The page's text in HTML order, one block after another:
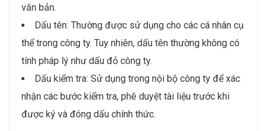
văn bản.
Dấu tên: Thường được sử dụng cho các cá nhân cụ
thể trong công ty. Tuy nhiên, dấu tên thường không có
tính pháp lý như dấu đỏ công ty.
Dấu kiểm tra: Sử dụng trong nội bộ công ty để xác
nhận các bước kiểm tra, phê duyệt tài liệu trước khi
được ký và đóng dấu chính thức.